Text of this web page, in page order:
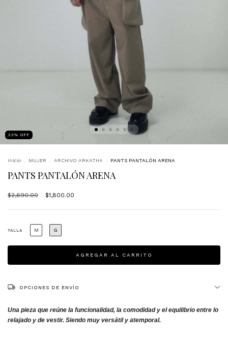
33 % OFF
Inicio MUJER ARCHIVO ARKATHA PANTS PANTALÓN ARENA
PANTS PANTALÓN ARENA
$2,690.00 $1,800.00
TALLA M G
OPCIONES DE ENVÍO
Una pieza que reúne la funcionalidad, la comodidad y el equilibrio entre lo
relajado y de vestir. Siendo muy versátil y atemporal.